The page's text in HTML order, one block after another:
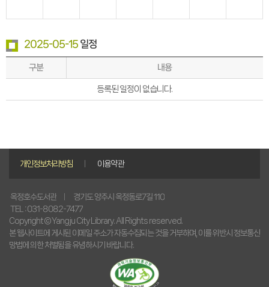
2025-05-15일정
구분 내용
등록된 일정이 없습니다.
개인정보처리방침 이용약관
옥정호수도서관 경기도 양주시 옥정동로7길 110
TEL : 031-8082-7477
Copyright © Yangju City Library. All Rights reserved.
본 웹사이트에 게시된 이메일 주소가 자동수집되는 것을 거부하며, 이를 위반시 정보통신
망법에 의한 처벌됨을 유념하시기 바랍니다.